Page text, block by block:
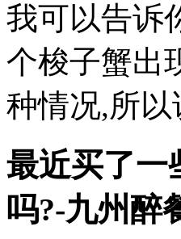
我可以告诉
个梭子蟹出
种情况,所
最近买了一
吗?-九州醉